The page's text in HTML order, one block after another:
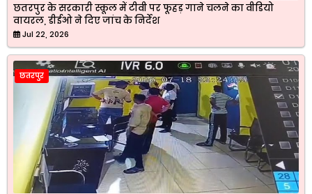
छतरपुर के सरकारी स्कूल में टीवी पर फूहड़ गाने चलने का वीडियो
वायरल, डीईओ ने दिए जांच के निर्देश
Jul 22, 2026
छतरपुर